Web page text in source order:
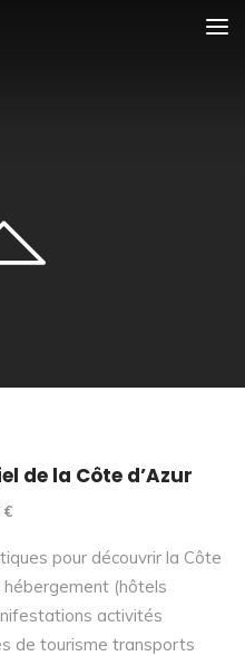
de la Côte d’Azur
€
pour découvrir la Côte
hébergement (hôtels
activités
de tourisme transports